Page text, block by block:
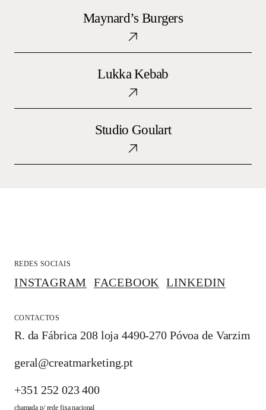
Maynard’s Burgers
Lukka Kebab
Studio Goulart
REDES SOCIAIS
INSTAGRAM FACEBOOK LINKEDIN
CONTACTOS
R. da Fábrica 208 loja 4490-270 Póvoa de Varzim
geral@creatmarketing.pt
+351 252 023 400
chamada p/ rede fixa nacional